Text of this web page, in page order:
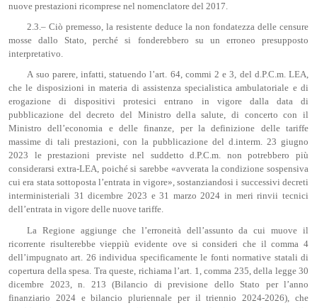
nuove prestazioni ricomprese nel nomenclatore del 2017.
2.3.– Ciò premesso, la resistente deduce la non fondatezza delle censure
mosse dallo Stato, perché si fonderebbero su un erroneo presupposto
interpretativo.
A suo parere, infatti, statuendo l’art. 64, commi 2 e 3, del d.P.C.m. LEA,
che le disposizioni in materia di assistenza specialistica ambulatoriale e di
erogazione di dispositivi protesici entrano in vigore dalla data di
pubblicazione del decreto del Ministro della salute, di concerto con il
Ministro dell’economia e delle finanze, per la definizione delle tariffe
massime di tali prestazioni, con la pubblicazione del d.interm. 23 giugno
2023 le prestazioni previste nel suddetto d.P.C.m. non potrebbero più
considerarsi extra-LEA, poiché si sarebbe «avverata la condizione sospensiva
cui era stata sottoposta l’entrata in vigore», sostanziandosi i successivi decreti
interministeriali 31 dicembre 2023 e 31 marzo 2024 in meri rinvii tecnici
dell’entrata in vigore delle nuove tariffe.
La Regione aggiunge che l’erroneità dell’assunto da cui muove il
ricorrente risulterebbe vieppiù evidente ove si consideri che il comma 4
dell’impugnato art. 26 individua specificamente le fonti normative statali di
copertura della spesa. Tra queste, richiama l’art. 1, comma 235, della legge 30
dicembre 2023, n. 213 (Bilancio di previsione dello Stato per l’anno
finanziario 2024 e bilancio pluriennale per il triennio 2024-2026), che